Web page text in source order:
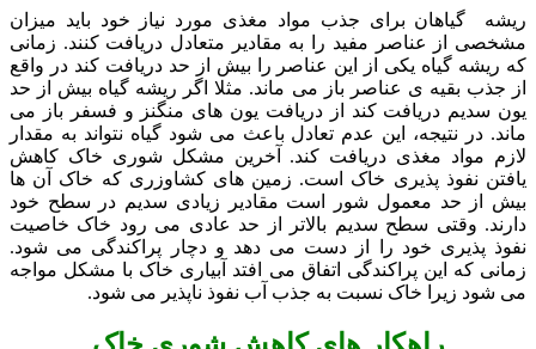
ریشه گیاهان برای جذب مواد مغذی مورد نیاز خود باید میزان
مشخصی از عناصر مفید را به مقادیر متعادل دریافت کنند. زمانی
که ریشه گیاه یکی از این عناصر را بیش از حد دریافت کند در واقع
از جذب بقیه ی عناصر باز می ماند. مثلا اگر ریشه گیاه بیش از حد
یون سدیم دریافت کند از دریافت یون های منگنز و فسفر باز می
ماند. در نتیجه، این عدم تعادل باعث می شود گیاه نتواند به مقدار
لازم مواد مغذی دریافت کند. آخرین مشکل شوری خاک کاهش
یافتن نفوذ پذیری خاک است. زمین های کشاوزری که خاک آن ها
بیش از حد معمول شور است مقادیر زیادی سدیم در سطح خود
دارند. وقتی سطح سدیم بالاتر از حد عادی می رود خاک خاصیت
نفوذ پذیری خود را از دست می دهد و دچار پراکندگی می شود.
زمانی که این پراکندگی اتفاق می افتد آبیاری خاک با مشکل مواجه
می شود زیرا خاک نسبت به جذب آب نفوذ ناپذیر می شود.